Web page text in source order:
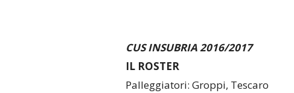
CUS INSUBRIA 2016/2017
IL ROSTER
Palleggiatori: Groppi, Tescaro